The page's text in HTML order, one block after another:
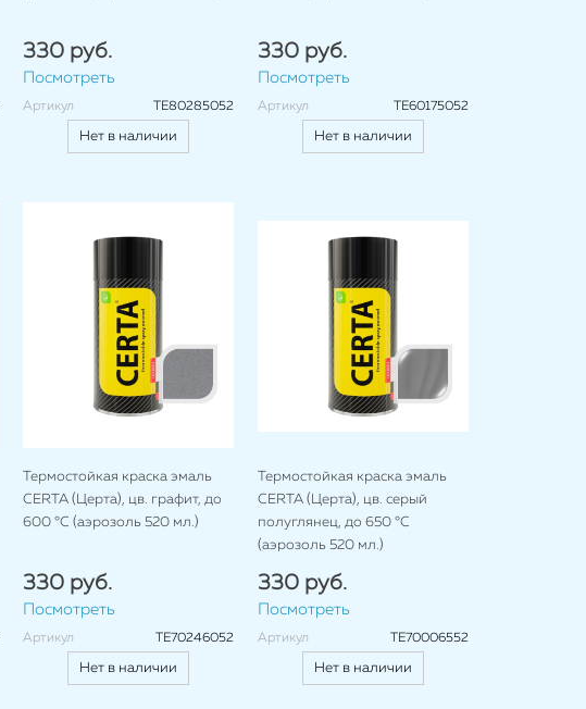
330 руб.
Посмотреть
Артикул TE80285052
Нет в наличии
330 руб.
Посмотреть
Артикул TE60175052
Нет в наличии
Термостойкая краска эмаль
CERTA (Церта), цв. графит, до
600 °C (аэрозоль 520 мл.)
330 руб.
Посмотреть
Артикул TE70246052
Нет в наличии
Термостойкая краска эмаль
CERTA (Церта), цв. серый
полуглянец, до 650 °C
(аэрозоль 520 мл.)
330 руб.
Посмотреть
Артикул TE70006552
Нет в наличии